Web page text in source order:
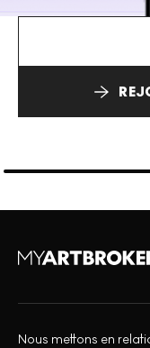
Nous mettons en